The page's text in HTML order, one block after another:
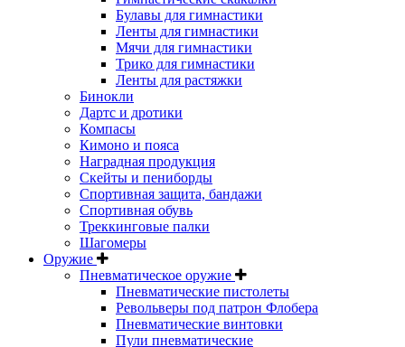
Булавы для гимнастики
Ленты для гимнастики
Мячи для гимнастики
Трико для гимнастики
Ленты для растяжки
Бинокли
Дартс и дротики
Компасы
Кимоно и пояса
Наградная продукция
Скейты и пениборды
Спортивная защита, бандажи
Спортивная обувь
Треккинговые палки
Шагомеры
Оружие
Пневматическое оружие
Пневматические пистолеты
Револьверы под патрон Флобера
Пневматические винтовки
Пули пневматические